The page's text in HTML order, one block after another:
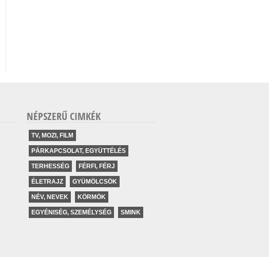
NÉPSZERŰ CIMKÉK
TV, MOZI, FILM
PÁRKAPCSOLAT, EGYÜTTÉLÉS
TERHESSÉG FÉRFI, FÉRJ
ÉLETRAJZ GYÜMÖLCSÖK
NÉV, NEVEK KÖRMÖK
EGYÉNISÉG, SZEMÉLYSÉG SMINK